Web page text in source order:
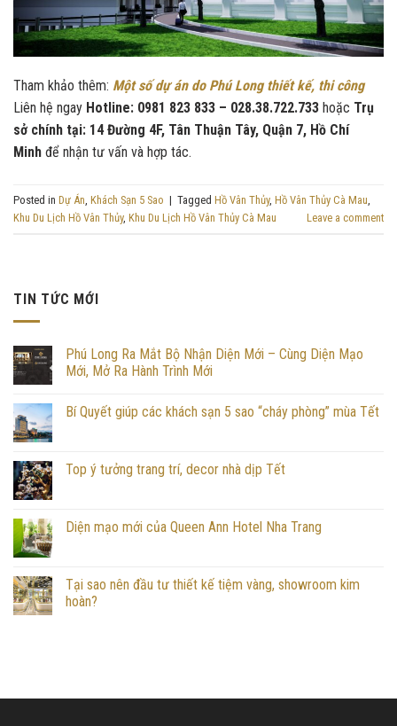
Tham khảo thêm: Một số dự án do Phú Long thiết kế, thi công
Liên hệ ngay Hotline: 0981 823 833 – 028.38.722.733 hoặc Trụ
sở chính tại: 14 Đường 4F, Tân Thuận Tây, Quận 7, Hồ Chí
Minh để nhận tư vấn và hợp tác.
Posted in Dự Án Khách Sạn 5 Sao | Tagged Hồ Vân Thủy, Hồ Vân Thủy Cà Mau
Khu Du Lịch Hồ Vân Thủy, Khu Du Lịch Hồ Vân Thủy Cà Mau Leave a comment
TIN TỨC MỚI
Phú Long Ra Mắt Bộ Nhận Diện Mới – Cùng Diện Mạo
Mới, Mở Ra Hành Trình Mới
Bí Quyết giúp các khách sạn 5 sao “cháy phòng” mùa Tết
Top ý tưởng trang trí, decor nhà dịp Tết
Diện mạo mới của Queen Ann Hotel Nha Trang
Tại sao nên đầu tư thiết kế tiệm vàng, showroom kim
hoàn?